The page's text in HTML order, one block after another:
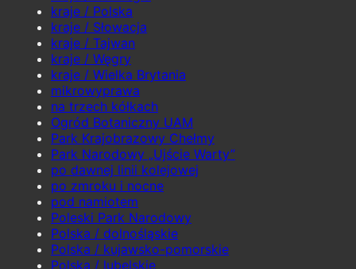
kraje / Polska
kraje / Słowacja
kraje / Tajwan
kraje / Węgry
kraje / Wielka Brytania
mikrowyprawa
na trzech kółkach
Ogród Botaniczny UAM
Park Krajobrazowy Chełmy
Park Narodowy „Ujście Warty”
po dawnej linii kolejowej
po zmroku i nocne
pod namiotem
Poleski Park Narodowy
Polska / dolnośląskie
Polska / kujawsko-pomorskie
Polska / lubelskie